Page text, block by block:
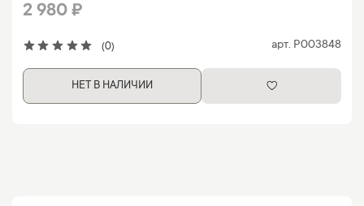
(0) арт. P003848
2 980 ₽
НЕТ В НАЛИЧИИ